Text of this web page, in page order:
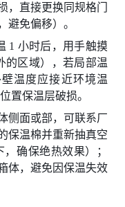
，直接更换同规格门
避免偏移）。
1 小时后，用手触摸
的区域），若局部温
温度应接近环境温
置保温层破损。
侧面或部，可联系厂
保温棉并重新抽真空
，确保绝热效果）；
体，避免因保温失效